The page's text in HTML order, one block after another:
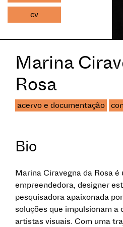
cv
Marina
Rosa
acervo e documentação
Bio
Marina Ciravegna da Rosa é
empreendedora, designer
pesquisadora apaixonada
soluções que impulsionam a
artistas visuais. Com uma